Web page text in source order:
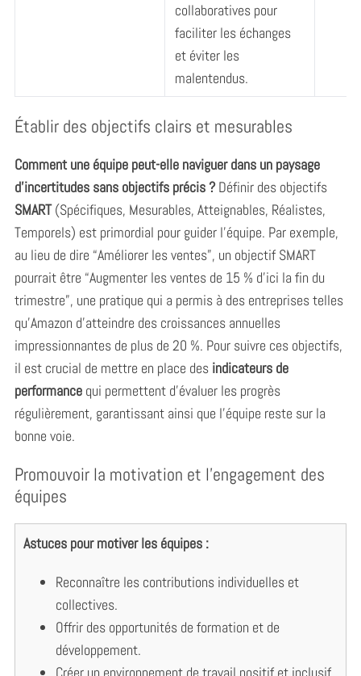
collaboratives pour
faciliter les échanges
et éviter les
malentendus.
Établir des objectifs clairs et mesurables
Comment une équipe peut-elle naviguer dans un paysage
d’incertitudes sans objectifs précis ?Définir des objectifs
SMART(Spécifiques, Mesurables, Atteignables, Réalistes,
Temporels) est primordial pour guider l’équipe. Par exemple,
au lieu de dire “Améliorer les ventes”, un objectif SMART
pourrait être “Augmenter les ventes de 15 % d’ici la fin du
trimestre”, une pratique qui a permis à des entreprises telles
qu’Amazon d’atteindre des croissances annuelles
impressionnantes de plus de 20 %. Pour suivre ces objectifs,
il est crucial de mettre en place des indicateurs de
performancequi permettent d’évaluer les progrès
régulièrement, garantissant ainsi que l’équipe reste sur la
bonne voie.
Promouvoir la motivation et l’engagement des
équipes
Astuces pour motiver les équipes :
Reconnaître les contributions individuelles et
collectives.
Offrir des opportunités de formation et de
développement.
Créer un environnement de travail positif et inclusif,